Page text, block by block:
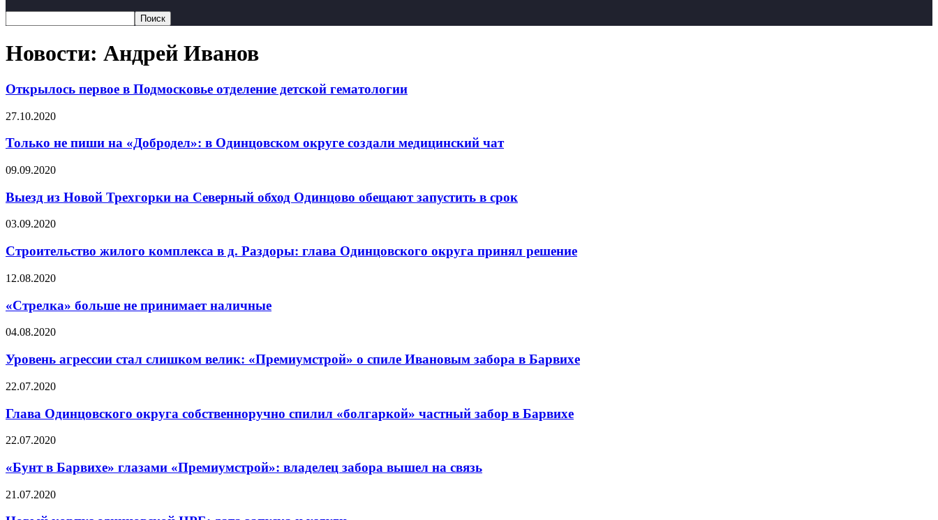
Новости: Андрей Иванов
Открылось первое в Подмосковье отделение детской гематологии
27.10.2020
Только не пиши на «Добродел»: в Одинцовском округе создали медицинский чат
09.09.2020
Выезд из Новой Трехгорки на Северный обход Одинцово обещают запустить в срок
03.09.2020
Строительство жилого комплекса в д. Раздоры: глава Одинцовского округа принял решение
12.08.2020
«Стрелка» больше не принимает наличные
04.08.2020
Уровень агрессии стал слишком велик: «Премиумстрой» о спиле Ивановым забора в Барвихе
22.07.2020
Глава Одинцовского округа собственноручно спилил «болгаркой» частный забор в Барвихе
22.07.2020
«Бунт в Барвихе» глазами «Премиумстрой»: владелец забора вышел на связь
21.07.2020